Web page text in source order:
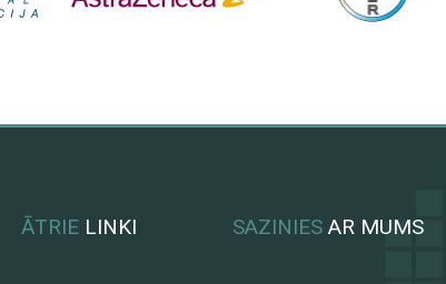
ĀTRIE LINKI SAZINIES AR MUMS